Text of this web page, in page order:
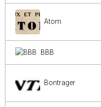
Atom
BBB
Bontrager